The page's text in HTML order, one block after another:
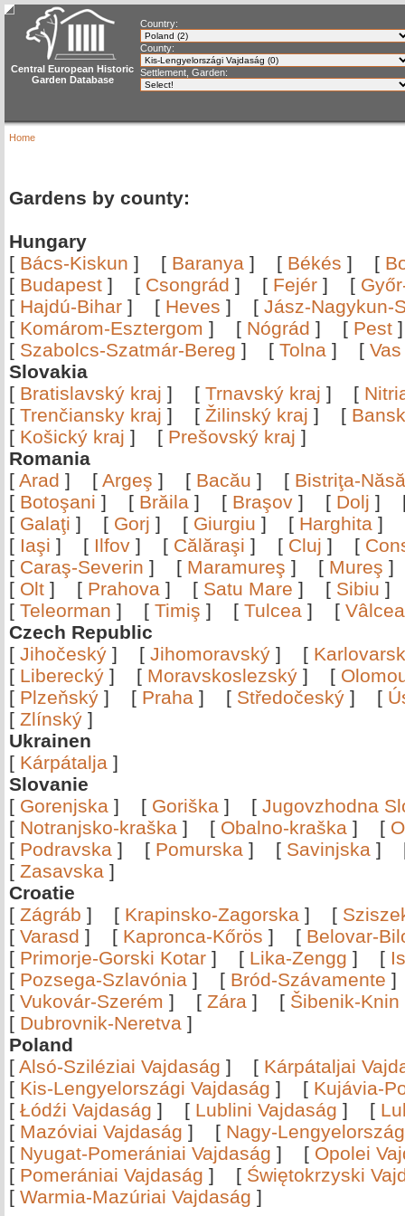
Central European Historic
Garden Database
Country:
County:
Settlement, Garden:
Home
Gardens by county:
Hungary
[ Bács-Kiskun ] [ Baranya ] [ Békés ] [
[ Budapest ] [ Csongrád ] [ Fejér ] [
[ Hajdú-Bihar ] [ Heves ] [ Jász-Nagykun-
[ Komárom-Esztergom ] [ Nógrád ] [ Pest
[ Szabolcs-Szatmár-Bereg ] [ Tolna ] [ Vas
Slovakia
[ Bratislavský kraj ] [ Trnavský kraj ] [
[ Trenčiansky kraj ] [ Žilinský kraj ] [
[ Košický kraj ] [ Prešovský kraj ]
Romania
[ Arad ] [ Argeş ] [ Bacău ] [ Bistriţa-
[ Botoşani ] [ Brăila ] [ Braşov ] [ Dolj ]
[ Galaţi ] [ Gorj ] [ Giurgiu ] [ Harghita ]
[ Iaşi ] [ Ilfov ] [ Călăraşi ] [ Cluj ] [
[ Caraş-Severin ] [ Maramureş ] [ Mureş
[ Olt ] [ Prahova ] [ Satu Mare ] [ Sibiu
[ Teleorman ] [ Timiş ] [ Tulcea ] [
Czech Republic
[ Jihočeský ] [ Jihomoravský ] [
[ Liberecký ] [ Moravskoslezský ] [
[ Plzeňský ] [ Praha ] [ Středočeský ] [
[ Zlínský ]
Ukrainen
[ Kárpátalja ]
Slovanie
[ Gorenjska ] [ Goriška ] [ Jugovzhodna
[ Notranjsko-kraška ] [ Obalno-kraška ] [
[ Podravska ] [ Pomurska ] [ Savinjska ]
[ Zasavska ]
Croatie
[ Zágráb ] [ Krapinsko-Zagorska ] [
[ Varasd ] [ Kapronca-Kőrös ] [ Belovar-
[ Primorje-Gorski Kotar ] [ Lika-Zengg ] [
[ Pozsega-Szlavónia ] [ Bród-Szávamente
[ Vukovár-Szerém ] [ Zára ] [ Šibenik-Knin
[ Dubrovnik-Neretva ]
Poland
[ Alsó-Sziléziai Vajdaság ] [ Kárpátaljai
[ Kis-Lengyelországi Vajdaság ] [ Kujávia-
[ Łódźi Vajdaság ] [ Lublini Vajdaság ] [
[ Mazóviai Vajdaság ] [ Nagy-
[ Nyugat-Pomerániai Vajdaság ] [ Opolei
[ Pomerániai Vajdaság ] [ Świętokrzyski
[ Warmia-Mazúriai Vajdaság ]